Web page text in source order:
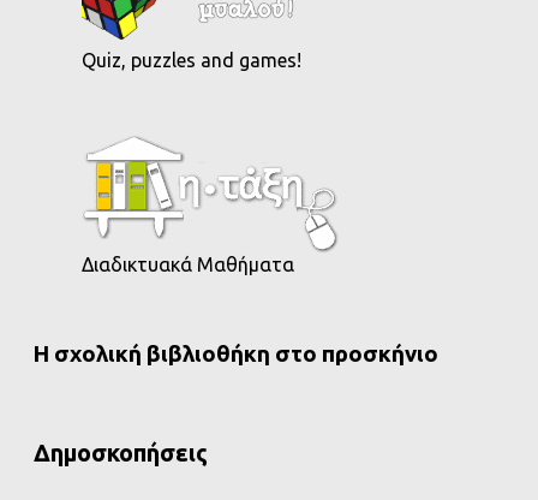
Quiz, puzzles and games!
Διαδικτυακά Μαθήματα
Η σχολική βιβλιοθήκη στο προσκήνιο
Δημοσκοπήσεις